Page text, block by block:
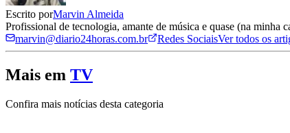
Escrito porMarvin Almeida
Profissional de tecnologia, amante de música e quase (na minha
marvin@diario24horas.com.br
Redes SociaisVer todos os
Mais em TV
Confira mais notícias desta categoria